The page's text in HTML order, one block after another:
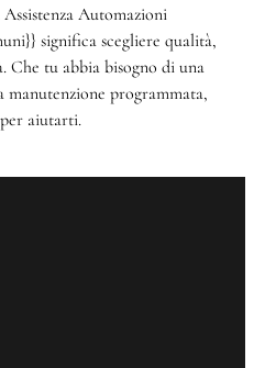
Automazioni
significa scegliere qualità,
Che tu abbia bisogno di una
programmata,
aiutarti.